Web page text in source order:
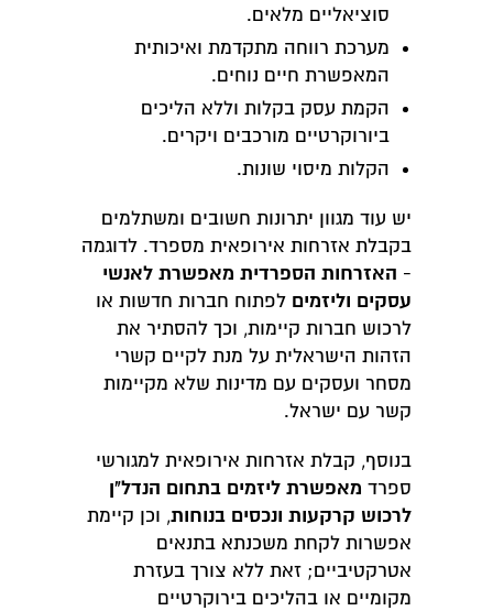
סוציאליים מלאים.
מערכת רווחה מתקדמת ואיכותית
המאפשרת חיים נוחים.
הקמת עסק בקלות וללא הליכים
ביורוקרטיים מורכבים ויקרים.
הקלות מיסוי שונות.
יש עוד מגוון יתרונות חשובים ומשתלמים
בקבלת אזרחות אירופאית מספרד. לדוגמה
- האזרחות הספרדית מאפשרת לאנשי
עסקים וליזמים לפתוח חברות חדשות או
לרכוש חברות קיימות, וכך להסתיר את
הזהות הישראלית על מנת לקיים קשרי
מסחר ועסקים עם מדינות שלא מקיימות
קשר עם ישראל.
בנוסף, קבלת אזרחות אירופאית למגורשי
ספרד מאפשרת ליזמים בתחום הנדל"ן
לרכוש קרקעות ונכסים בנוחות, וכן קיימת
אפשרות לקחת משכנתא בתנאים
אטרקטיביים; זאת ללא צורך בעזרת
מקומיים או בהליכים בירוקרטיים